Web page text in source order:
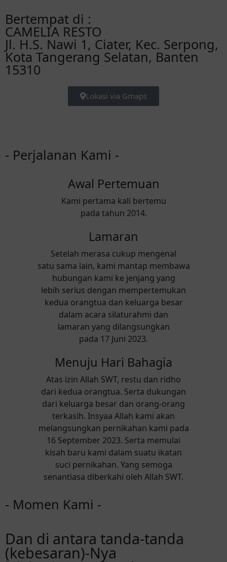
Bertempat di :
CAMELIA RESTO
Jl. H.S. Nawi 1, Ciater, Kec. Serpong,
Kota Tangerang Selatan, Banten
15310
Lokasi via Gmaps
- Perjalanan Kami -
Awal Pertemuan
Kami pertama kali bertemu
pada tahun 2014.
Lamaran
Setelah merasa cukup mengenal
satu sama lain, kami mantap membawa
hubungan kami ke jenjang yang
lebih serius dengan mempertemukan
kedua orangtua dan keluarga besar
dalam acara silaturahmi dan
lamaran yang dilangsungkan
pada 17 Juni 2023.
Menuju Hari Bahagia
Atas izin Allah SWT, restu dan ridho
dari kedua orangtua. Serta dukungan
dari keluarga besar dan orang-orang
terkasih. Insyaa Allah kami akan
melangsungkan pernikahan kami pada
16 September 2023. Serta memulai
kisah baru kami dalam suatu ikatan
suci pernikahan. Yang semoga
senantiasa diberkahi oleh Allah SWT.
- Momen Kami -
Dan di antara tanda-tanda
(kebesaran)-Nya